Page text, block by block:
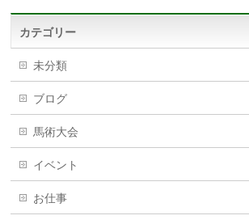
カテゴリー
未分類
ブログ
馬術大会
イベント
お仕事